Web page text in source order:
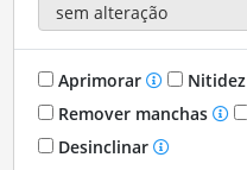
Aprimorar Nitidez
Remover manchas
Desinclinar